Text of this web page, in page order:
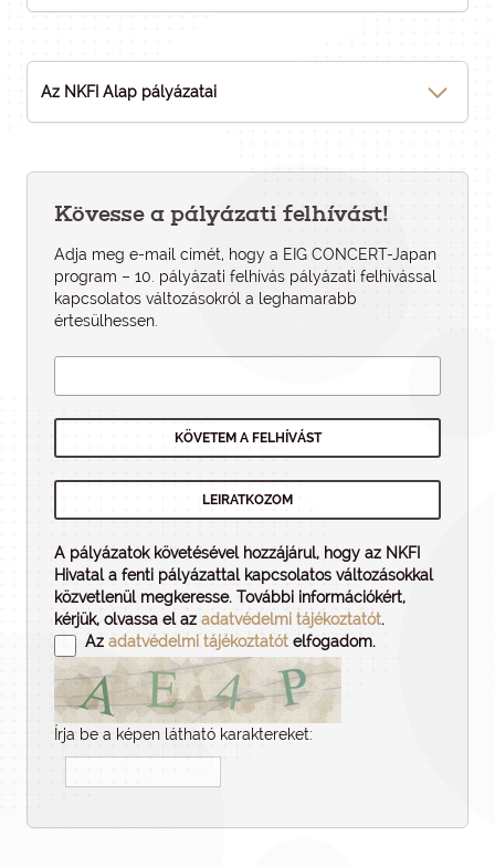
Az NKFI Alap pályázatai
Kövesse a pályázati felhívást!
Adja meg e-mail címét, hogy a EIG CONCERT-Japan
program – 10. pályázati felhívás pályázati felhí­vással
kapcsolatos változásokról a leghamarabb
értesülhessen.
A pályázatok követésével hozzájárul, hogy az NKFI
Hivatal a fenti pályázattal kapcsolatos változásokkal
közvetlenül megkeresse. További információkért,
kérjük, olvassa el az adatvédelmi tájékoztatót.
Az adatvédelmi tájékoztatót elfogadom.
Írja be a képen látható karaktereket: